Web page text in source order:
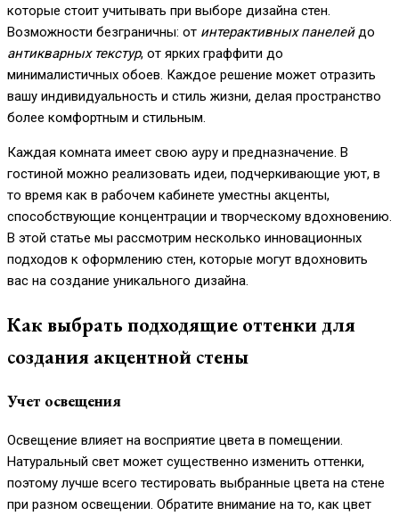
которые стоит учитывать при выборе дизайна стен.
Возможности безграничны: от интерактивных панелейдо
антикварных текстур, от ярких граффити до
минималистичных обоев. Каждое решение может отразить
вашу индивидуальность и стиль жизни, делая пространство
более комфортным и стильным.
Каждая комната имеет свою ауру и предназначение. В
гостиной можно реализовать идеи, подчеркивающие уют, в
то время как в рабочем кабинете уместны акценты,
способствующие концентрации и творческому вдохновению.
В этой статье мы рассмотрим несколько инновационных
подходов к оформлению стен, которые могут вдохновить
вас на создание уникального дизайна.
Как выбрать подходящие оттенки для
создания акцентной стены
Учет освещения
Освещение влияет на восприятие цвета в помещении.
Натуральный свет может существенно изменить оттенки,
поэтому лучше всего тестировать выбранные цвета на стене
при разном освещении. Обратите внимание на то, как цвет